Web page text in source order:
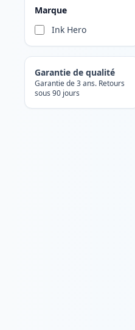
Marque
Ink Hero
Garantie de qualité
Garantie de 3 ans. Retours
sous 90 jours